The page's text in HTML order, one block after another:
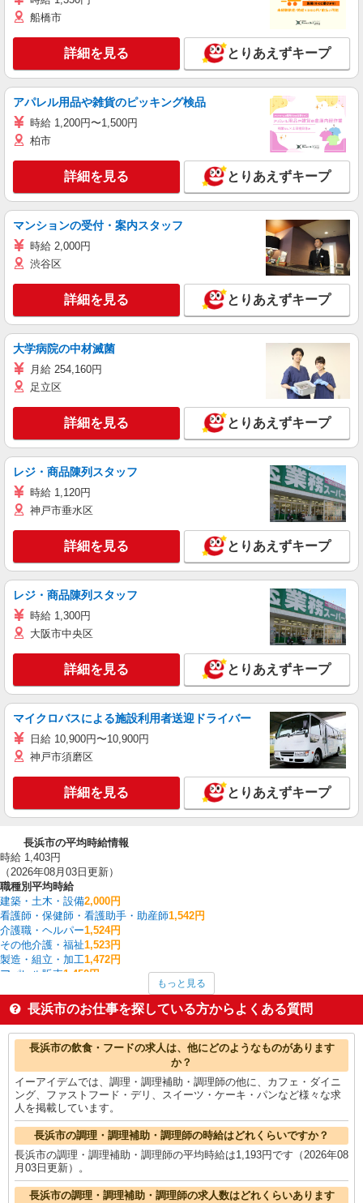
船橋市
詳細を見る とりあえずキープ
アパレル用品や雑貨のピッキング検品
時給 1,200円〜1,500円
柏市
詳細を見る とりあえずキープ
マンションの受付・案内スタッフ
時給 2,000円
渋谷区
詳細を見る とりあえずキープ
大学病院の中材滅菌
月給 254,160円
足立区
詳細を見る とりあえずキープ
レジ・商品陳列スタッフ
時給 1,120円
神戸市垂水区
詳細を見る とりあえずキープ
レジ・商品陳列スタッフ
時給 1,300円
大阪市中央区
詳細を見る とりあえずキープ
マイクロバスによる施設利用者送迎ドライバー
日給 10,900円〜10,900円
神戸市須磨区
詳細を見る とりあえずキープ
長浜市の平均時給情報
時給 1,403円
（2026年08月03日更新）
職種別平均時給
建築・土木・設備2,000円
看護師・保健師・看護助手・助産師1,542円
介護職・ヘルパー1,524円
その他介護・福祉1,523円
製造・組立・加工1,472円
アパレル販売1,450円
1,400円
梱包・仕分け・ピッキング1,360円
家電・携帯販売 1,353円
フォークリフト1,333円
長浜市の他の職種の平均時給を見る
もっと見る
長浜市のお仕事を探している方からよくある質問
長浜市の飲食・フードの求人は、他にどのようなものがあります
か？
イーアイデムでは、調理・調理補助・調理師の他に、カフェ・ダイニ
ング、ファストフード・デリ、スイーツ・ケーキ・パンなど様々な求
人を掲載しています。
長浜市の調理・調理補助・調理師の時給はどれくらいですか？
長浜市の調理・調理補助・調理師の平均時給は1,193円です（2026年08
月03日更新）。
長浜市の調理・調理補助・調理師の求人数はどれくらいあります